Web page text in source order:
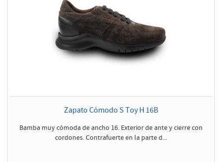
Zapato Cómodo S Toy H 16B
Bamba muy cómoda de ancho 16. Exterior de ante y cierre con
cordones. Contrafuerte en la parte d...